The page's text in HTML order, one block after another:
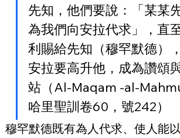
先知，他們要說：「某某
為我們向安拉代求」，直
利賜給先知（穆罕默德）
安拉要高升他，成為讚頌
站（Al-Maqam -al-
哈里聖訓卷60，號242）
穆罕默德既有為人代求、使人能